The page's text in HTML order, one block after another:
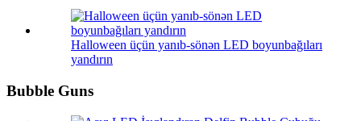
Halloween üçün yanıb-sönən LED boyunbağıları
yandırın
Bubble Guns